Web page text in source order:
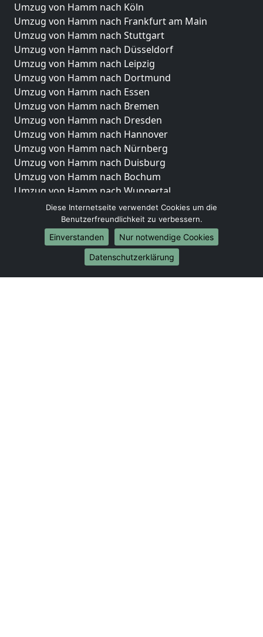
Umzug von Hamm nach Köln
Umzug von Hamm nach Frankfurt am Main
Umzug von Hamm nach Stuttgart
Umzug von Hamm nach Düsseldorf
Umzug von Hamm nach Leipzig
Umzug von Hamm nach Dortmund
Umzug von Hamm nach Essen
Umzug von Hamm nach Bremen
Umzug von Hamm nach Dresden
Umzug von Hamm nach Hannover
Umzug von Hamm nach Nürnberg
Umzug von Hamm nach Duisburg
Umzug von Hamm nach Bochum
Umzug von Hamm nach Wuppertal
Umzug von Hamm nach Bielefeld
Umzug von Hamm nach Bonn
Umzug von Hamm nach Münster
Internationale-Umzüge
Umzug von Hamm nach Brasilien
Diese Internetseite verwendet Cookies um die
Benutzerfreundlichkeit zu verbessern.
Einverstanden
Nur notwendige Cookies
Datenschutzerklärung